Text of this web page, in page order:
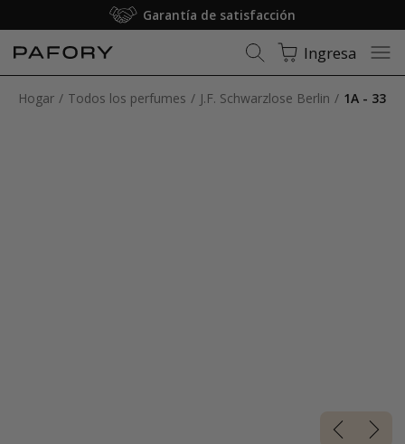
Garantía de satisfacción
Ingresa
Hogar Todos los perfumes J.F. Schwarzlose Berlin 1A - 33